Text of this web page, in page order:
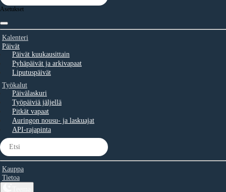
Asetukset
Kalenteri
Päivät
Päivät kuukausittain
Pyhäpäivät ja arkivapaat
Liputuspäivät
Työkalut
Päivälaskuri
Työpäiviä jäljellä
Pitkät vapaat
Auringon nousu- ja laskuajat
API-rajapinta
Kauppa
Tietoa